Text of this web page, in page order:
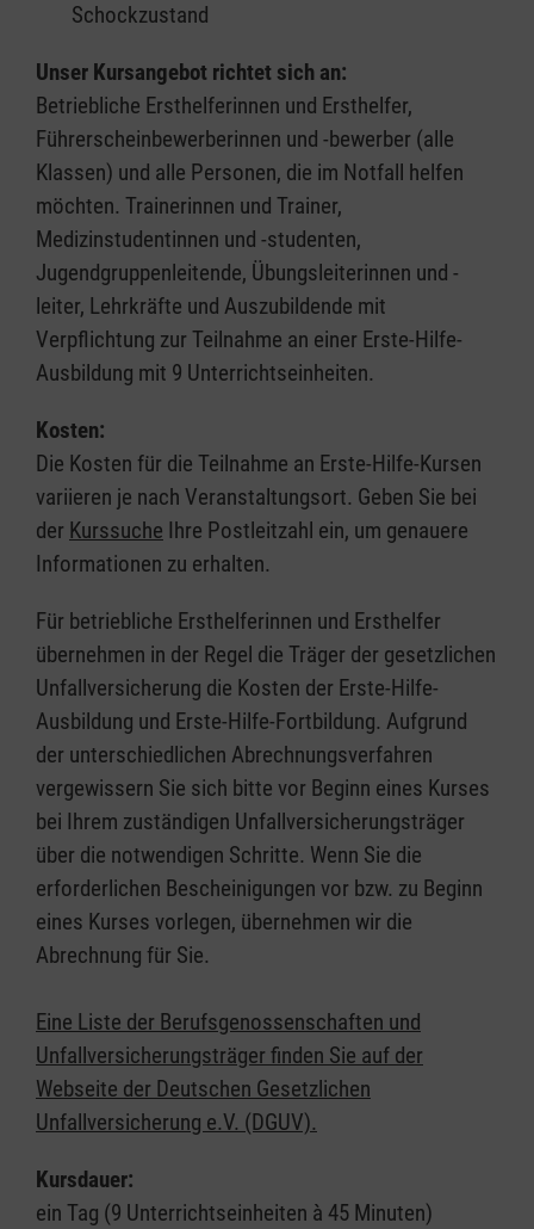
Schockzustand
Unser Kursangebot richtet sich an:
Betriebliche Ersthelferinnen und Ersthelfer,
Führerscheinbewerberinnen und -bewerber (alle
Klassen) und alle Personen, die im Notfall helfen
möchten. Trainerinnen und Trainer,
Medizinstudentinnen und -studenten,
Jugendgruppenleitende, Übungsleiterinnen und -
leiter, Lehrkräfte und Auszubildende mit
Verpflichtung zur Teilnahme an einer Erste-Hilfe-
Ausbildung mit 9 Unterrichtseinheiten.
Kosten:
Die Kosten für die Teilnahme an Erste-Hilfe-Kursen
variieren je nach Veranstaltungsort. Geben Sie bei
der Kurssuche Ihre Postleitzahl ein, um genauere
Informationen zu erhalten.
Für betriebliche Ersthelferinnen und Ersthelfer
übernehmen in der Regel die Träger der gesetzlichen
Unfallversicherung die Kosten der Erste-Hilfe-
Ausbildung und Erste-Hilfe-Fortbildung. Aufgrund
der unterschiedlichen Abrechnungsverfahren
vergewissern Sie sich bitte vor Beginn eines Kurses
bei Ihrem zuständigen Unfallversicherungsträger
über die notwendigen Schritte. Wenn Sie die
erforderlichen Bescheinigungen vor bzw. zu Beginn
eines Kurses vorlegen, übernehmen wir die
Abrechnung für Sie.
Eine Liste der Berufsgenossenschaften und
Unfallversicherungsträger finden Sie auf der
Webseite der Deutschen Gesetzlichen
Unfallversicherung e.V. (DGUV).
Kursdauer:
ein Tag (9 Unterrichtseinheiten à 45 Minuten)